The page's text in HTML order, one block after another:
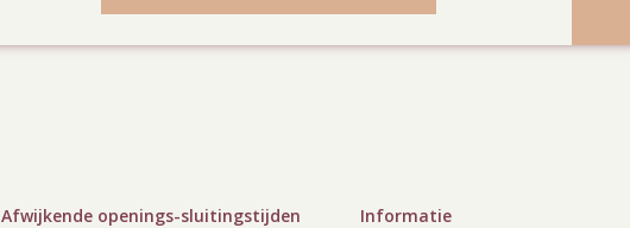
Afwijkende openings-sluitingstijden Informatie